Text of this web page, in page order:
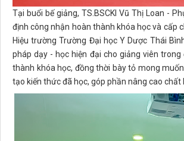
Tại buổi bế giảng, TS.BSCKI Vũ Thị Loan -
định công nhận hoàn thành khóa học và cấp
Hiệu trường Trường Đại học Y Dược Thái
pháp dạy - học hiện đại cho giảng viên
thành khóa học, đồng thời bày tỏ mong
tạo kiến thức đã học, góp phần nâng cao